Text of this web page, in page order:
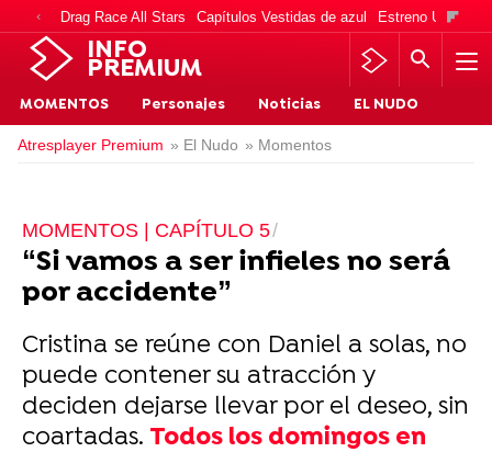
Drag Race All Stars Capítulos Vestidas de azul Estreno Una
INFO
PREMIUM
MOMENTOS Personajes Noticias EL NUDO
Atresplayer Premium » El Nudo » Momentos
MOMENTOS | CAPÍTULO 5
“Si vamos a ser infieles no será
por accidente”
Cristina se reúne con Daniel a solas, no
puede contener su atracción y
deciden dejarse llevar por el deseo, sin
coartadas. Todos los domingos en